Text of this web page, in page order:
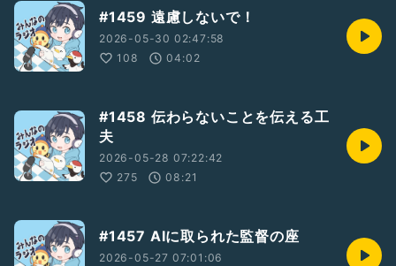
#1459 遠慮しないで！
2026-05-30 02:47:58
108
04:02
#1458 伝わらないことを伝える工
夫
2026-05-28 07:22:42
275
08:21
#1457 AIに取られた監督の座
2026-05-27 07:01:06